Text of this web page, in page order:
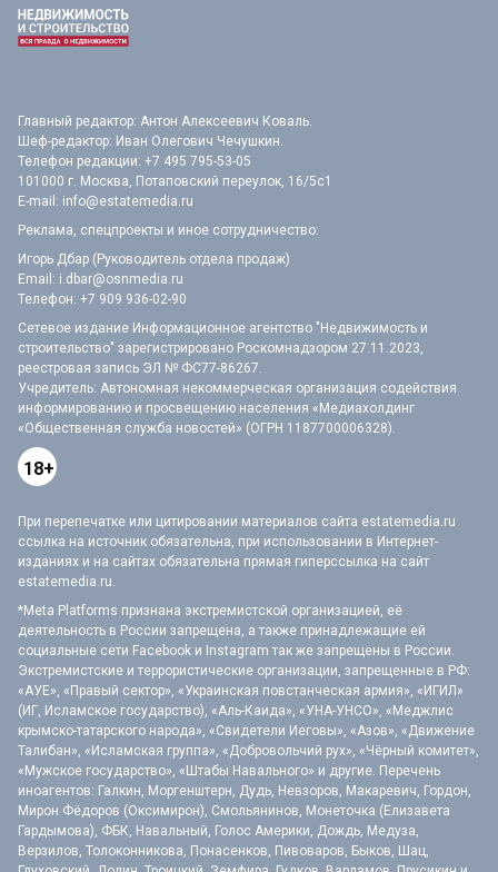
Главный редактор: Антон Алексеевич Коваль.
Шеф-редактор: Иван Олегович Чечушкин.
Телефон редакции: +7 495 795-53-05
101000 г. Москва, Потаповский переулок, 16/5с1
E-mail: info@estatemedia.ru
Реклама, спецпроекты и иное сотрудничество:
Игорь Дбар (Руководитель отдела продаж)
Email: i.dbar@osnmedia.ru
Телефон: +7 909 936-02-90
Сетевое издание Информационное агентство "Недвижимость и
строительство" зарегистрировано Роскомнадзором 27.11.2023,
реестровая запись ЭЛ № ФС77-86267.
Учредитель: Автономная некоммерческая организация содействия
информированию и просвещению населения «Медиахолдинг
«Общественная служба новостей» (ОГРН 1187700006328).
18+
При перепечатке или цитировании материалов сайта estatemedia.ru
ссылка на источник обязательна, при использовании в Интернет-
изданиях и на сайтах обязательна прямая гиперссылка на сайт
estatemedia.ru.
*Meta Platforms признана экстремистской организацией, её
деятельность в России запрещена, а также принадлежащие ей
социальные сети Facebook и Instagram так же запрещены в России.
Экстремистские и террористические организации, запрещенные в РФ:
«АУЕ», «Правый сектор», «Украинская повстанческая армия», «ИГИЛ»
(ИГ, Исламское государство), «Аль-Каида», «УНА-УНСО», «Меджлис
крымско-татарского народа», «Свидетели Иеговы», «Азов», «Движение
Талибан», «Исламская группа», «Добровольчий рух», «Чёрный комитет»,
«Мужское государство», «Штабы Навального» и другие. Перечень
иноагентов: Галкин, Моргенштерн, Дудь, Невзоров, Макаревич, Гордон,
Мирон Фёдоров (Оксимирон), Смольянинов, Монеточка (Елизавета
Гардымова), ФБК, Навальный, Голос Америки, Дождь, Медуза,
Верзилов, Толоконникова, Понасенков, Пивоваров, Быков, Шац,